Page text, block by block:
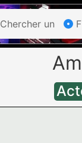
Chercher un